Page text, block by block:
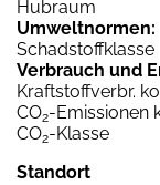
Hubraum
Umweltnormen:
Schadstoffklasse
Verbrauch und
Kraftstoffverbr.
CO2-Emissionen
CO2-Klasse
Standort